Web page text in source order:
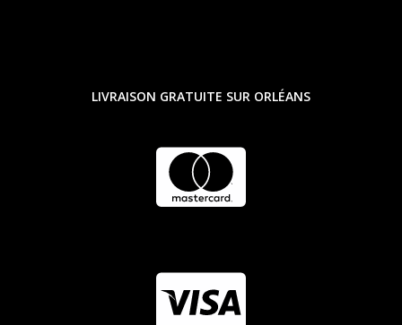
LIVRAISON GRATUITE SUR ORLÉANS